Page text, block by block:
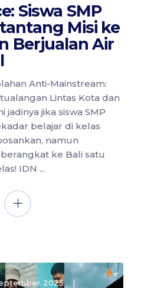
Siswa SMP
Misi ke
Berjualan Air
Anti-Mainstream:
Lintas Kota dan
jadinya jika siswa SMP
belajar di kelas
namun
ke Bali satu
IDN
2025